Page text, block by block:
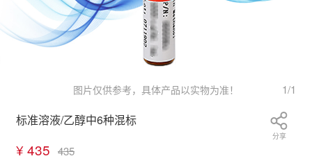
图片仅供参考，具体产品以实物为准！ 1/1
标准溶液/乙醇中6种混标
¥ 435 435
分享